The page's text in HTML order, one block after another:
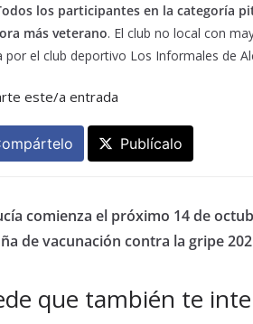
los participantes en la categoría
más veterano. El club no local con
por el club deportivo Los Informales de
este/a entrada
Publícalo
comienza el próximo 14 de
de vacunación contra la gripe
que también te